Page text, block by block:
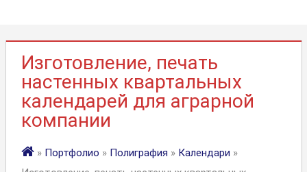
Изготовление, печать
настенных квартальных
календарей для аграрной
компании
» Портфолио » Полиграфия » Календари »